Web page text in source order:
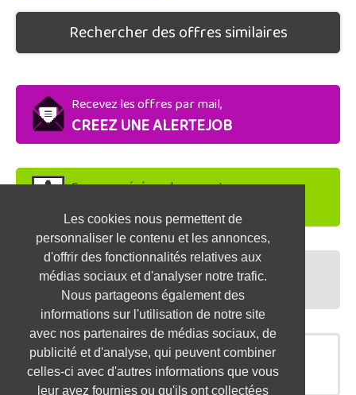
Les cookies nous permettent de
personnaliser le contenu et les annonces,
d'offrir des fonctionnalités relatives aux
médias sociaux et d'analyser notre trafic.
Nous partageons également des
informations sur l'utilisation de notre site
avec nos partenaires de médias sociaux, de
publicité et d'analyse, qui peuvent combiner
celles-ci avec d'autres informations que vous
leur avez fournies ou qu'ils ont collectées
Rechercher des offres similaires
Recevez les offres par mail,
CREEZ UNE ALERTEJOB
Soyez repéré par les recruteurs,
DEPOSEZ VOTRE CV
Préparez vos entretiens,
TESTEZ-VOUS
OFFRES SIMILAIRES